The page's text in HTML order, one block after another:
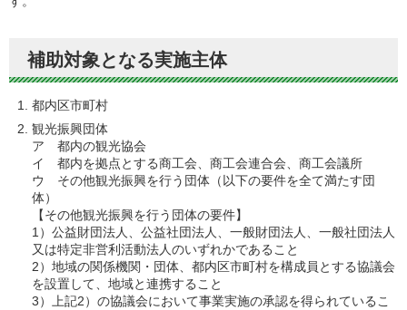
補助対象となる実施主体
都内区市町村
観光振興団体
ア 都内の観光協会
イ 都内を拠点とする商工会、商工会連合会、商工会議所
ウ その他観光振興を行う団体（以下の要件を全て満たす団
体）
【その他観光振興を行う団体の要件】
1）公益財団法人、公益社団法人、一般財団法人、一般社団法人
又は特定非営利活動法人のいずれかであること
2）地域の関係機関・団体、都内区市町村を構成員とする協議会
を設置して、地域と連携すること
3）上記2）の協議会において事業実施の承認を得られているこ